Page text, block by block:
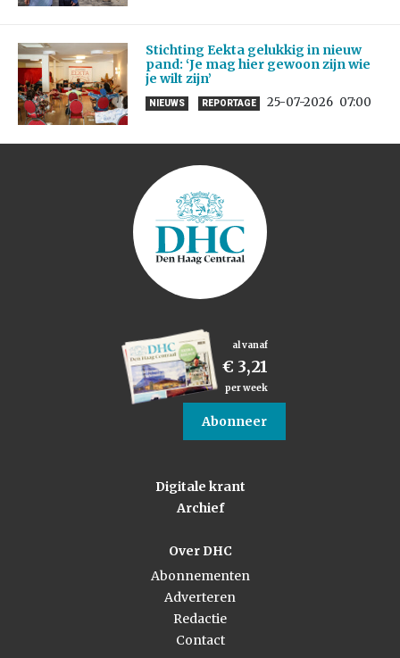
Stichting Eekta gelukkig in nieuw
pand: ‘Je mag hier gewoon zijn wie
je wilt zijn’
NIEUWS REPORTAGE 25-07-2026 07:00
al vanaf
€ 3,21
per week
Abonneer
Digitale krant
Archief
Over DHC
Abonnementen
Adverteren
Redactie
Contact